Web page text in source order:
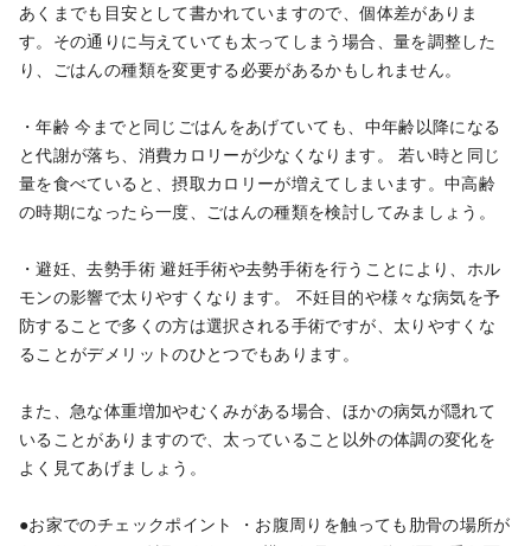
あくまでも目安として書かれていますので、個体差がありま
す。その通りに与えていても太ってしまう場合、量を調整した
り、ごはんの種類を変更する必要があるかもしれません。
・年齢 今までと同じごはんをあげていても、中年齢以降になる
と代謝が落ち、消費カロリーが少なくなります。
若い時と同じ
量を食べていると、摂取カロリーが増えてしまいます。中高齢
の時期になったら一度、ごはんの種類を検討してみましょう。
・避妊、去勢手術避妊手術や去勢手術を行うことにより、ホル
モンの影響で太りやすくなります。
不妊目的や様々な病気を予
防することで多くの方は選択される手術ですが、太りやすくな
ることがデメリットのひとつでもあります。
また、急な体重増加やむくみがある場合、ほかの病気が隠れて
いることがありますので、太っていること以外の体調の変化を
よく見てあげましょう。
●お家でのチェックポイント
・お腹周りを触っても肋骨の場所が